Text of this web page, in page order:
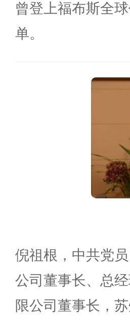
曾登上福布斯全
单。
倪祖根，中共党
公司董事长、总
限公司董事长，